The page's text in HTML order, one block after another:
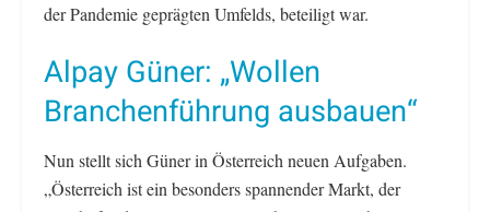
der Pandemie geprägten Umfelds, beteiligt war.
Alpay Güner: „Wollen
Branchenführung ausbauen“
Nun stellt sich Güner in Österreich neuen Aufgaben.
„Österreich ist ein besonders spannender Markt, der